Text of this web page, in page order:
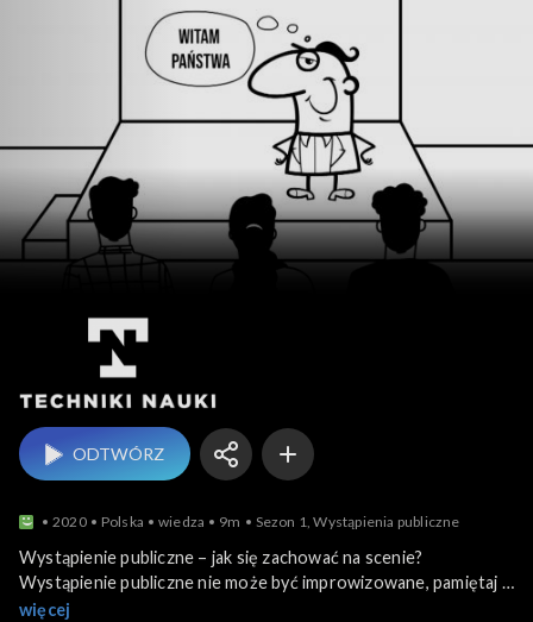
Techniki nauki
ODTWÓRZ
2020 Polska wiedza 9m Sezon 1, Wystąpienia publiczne
Wystąpienie publiczne – jak się zachować na scenie?
Wystąpienie publiczne nie może być improwizowane, pamiętaj o
efekcie świeżości, pamiętaj o odpowiedniej sylwetce ciała,
więcej